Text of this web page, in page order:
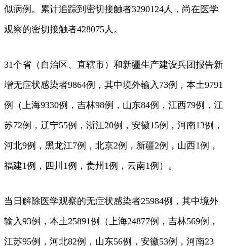
似病例。累计追踪到密切接触者3290124人，尚在医学
观察的密切接触者428075人。
31个省（自治区、直辖市）和新疆生产建设兵团报告新
增无症状感染者9864例，其中境外输入73例，本土9791
例（上海9330例，吉林98例，山东84例，江西79例，江
苏72例，辽宁55例，浙江20例，安徽15例，河南13例，
河北9例，黑龙江7例，北京2例，新疆2例，山西1例，
福建1例，四川1例，贵州1例，云南1例）。
当日解除医学观察的无症状感染者25984例，其中境外
输入93例，本土25891例（上海24877例，吉林569例，
江苏95例，河北82例，山东56例，安徽53例，河南23